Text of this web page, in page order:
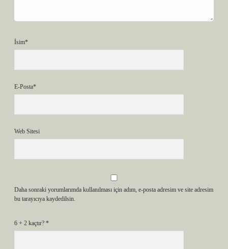
İsim*
E-Posta*
Web Sitesi
Daha sonraki yorumlarımda kullanılması için adım, e-posta adresim ve site adresim
bu tarayıcıya kaydedilsin.
6 + 2 kaçtır? *